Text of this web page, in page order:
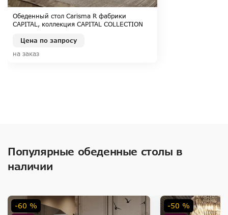
Обеденный стол Carisma R фабрики
CAPITAL, коллекция CAPITAL COLLECTION
Цена по запросу
на заказ
Популярные обеденные столы в
наличии
-60 % -50 %